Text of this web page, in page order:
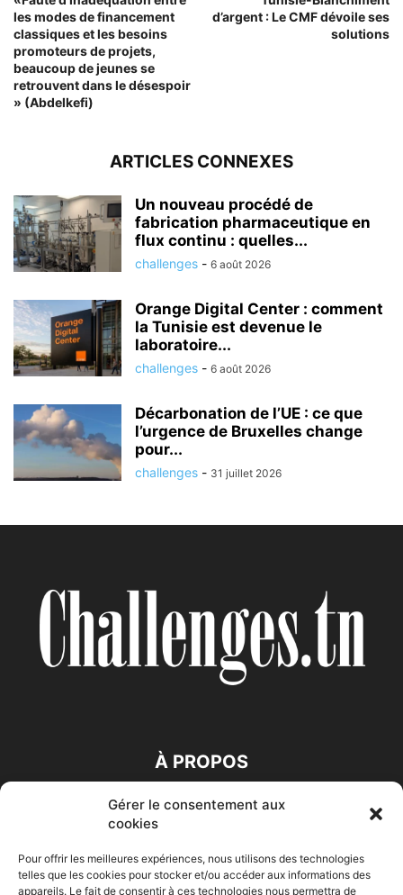
Gérer le consentement aux
cookies
Pour offrir les meilleures expériences, nous utilisons des technologies
telles que les cookies pour stocker et/ou accéder aux informations des
appareils. Le fait de consentir à ces technologies nous permettra de
les modes de financement
classiques et les besoins
promoteurs de projets,
beaucoup de jeunes se
retrouvent dans le désespoir
» (Abdelkefi)
d’argent : Le CMF dévoile ses
solutions
ARTICLES CONNEXES
Un nouveau procédé de
fabrication pharmaceutique en
flux continu : quelles...
challenges - 6 août 2026
Orange Digital Center : comment
la Tunisie est devenue le
laboratoire...
challenges - 6 août 2026
Décarbonation de l’UE : ce que
l’urgence de Bruxelles change
pour...
challenges - 31 juillet 2026
À PROPOS
SUIVEZ NOUS